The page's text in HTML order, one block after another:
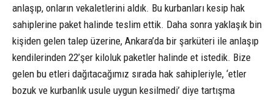
anlaşıp, onların vekaletlerini aldık. Bu kurbanları kesip hak
sahiplerine paket halinde teslim ettik. Daha sonra yaklaşık bin
kişiden gelen talep üzerine, Ankara’da bir şarküteri ile anlaşıp
kendilerinden 22’şer kiloluk paketler halinde et istedik. Bize
gelen bu etleri dağıtacağımız sırada hak sahipleriyle, ‘etler
bozuk ve kurbanlık usule uygun kesilmedi’ diye tartışma